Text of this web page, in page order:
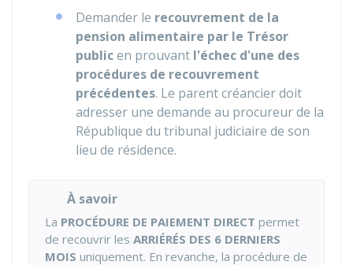
Demander le recouvrement de la
pension alimentaire par le Trésor
publicen prouvant l'échec d'une des
procédures de recouvrement
précédentes. Le parent créancier doit
adresser une demande au procureur de la
République du tribunal judiciaire de son
lieu de résidence.
À savoir
La PROCÉDURE DE PAIEMENT DIRECT permet
de recouvrir les ARRIÉRÉS DES 6 DERNIERS
MOIS uniquement. En revanche, la procédure de